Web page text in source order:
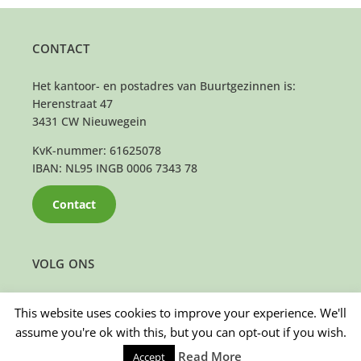
VOLG ONS
CONTACT
Het kantoor- en postadres van Buurtgezinnen is:
Herenstraat 47
3431 CW Nieuwegein
KvK-nummer: 61625078
IBAN: NL95 INGB 0006 7343 78
Contact
This website uses cookies to improve your experience. We'll
assume you're ok with this, but you can opt-out if you wish.
Accept Read More